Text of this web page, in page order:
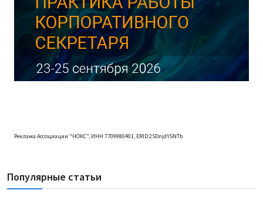
Реклама Ассоциации "НОКС", ИНН 7709980401, ERID:2SDnjdY5NTb
Популярные статьи